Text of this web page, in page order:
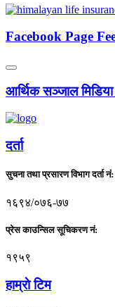
Facebook Page
आर्थिक सञ्जाल मिडिया
दर्ता
सुचना तथा प्रसारण विभाग दर्ता नं:
१६९४/०७६-७७
प्रेस काउन्सिल सूचिकरण नं:
१९५९
हाम्राे टिम